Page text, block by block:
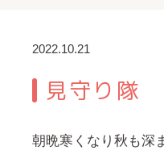
2022.10.21
見守り隊
朝晩寒くなり秋も深